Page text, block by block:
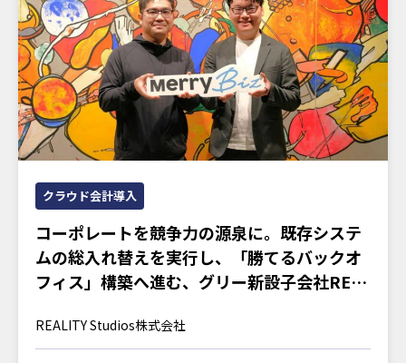
クラウド会計導入
コーポレートを競争力の源泉に。既存システ
ムの総入れ替えを実行し、「勝てるバックオ
フィス」構築へ進む、グリー新設子会社REA
REALITY Studios株式会社